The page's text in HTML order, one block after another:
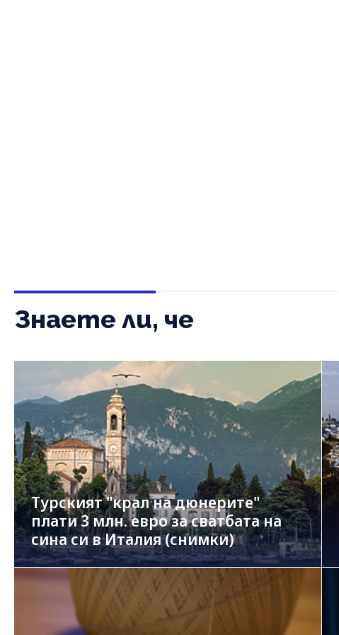
Знаете ли, че
Турският "крал на дюнерите"
плати 3 млн. евро за сватбата на
сина си в Италия (снимки)